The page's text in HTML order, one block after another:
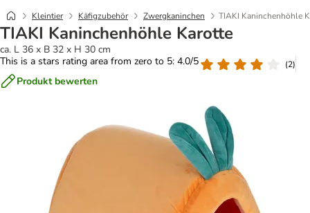
Kleintier Käfigzubehör Zwergkaninchen TIAKI Kaninchenhöhle
TIAKI Kaninchenhöhle Karotte
ca. L 36 x B 32 x H 30 cm
This is a stars rating area from zero to 5: 4.0/5
(2)
Produkt bewerten